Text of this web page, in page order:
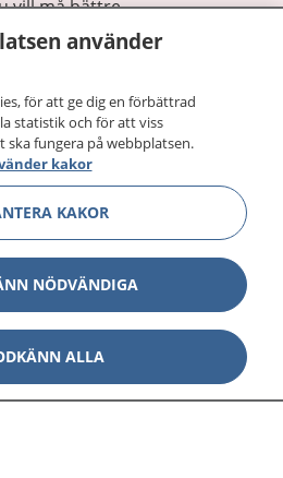
vill må bättre.
Visa
Visa
använder
för att ge dig en förbättrad
statistik och för att viss
fungera på webbplatsen.
kakor
KAKOR
NÖDVÄNDIGA
ALLA